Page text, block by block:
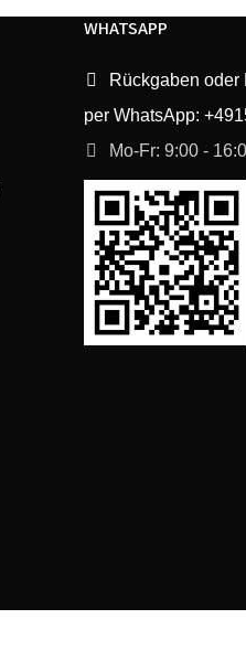
WHATSAPP
Rückgaben oder
per WhatsApp:
Mo-Fr: 9:00 -